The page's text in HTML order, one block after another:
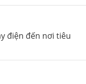
điện đến nơi tiêu